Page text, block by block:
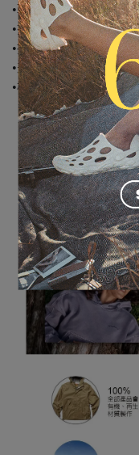
•鞋床表布採用 50%
•搭載 Cleansport
•採用 FloatMax™
•兼具輕量性與耐久性
•橡膠大底